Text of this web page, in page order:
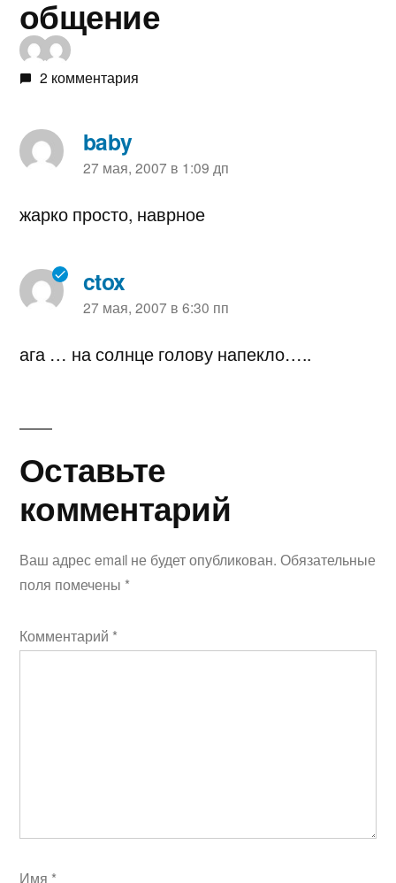
общение
2 комментария
baby
пишет:
27 мая, 2007 в 1:09 дп
жарко просто, наврное
ctox
пишет:
27 мая, 2007 в 6:30 пп
ага … на солнце голову напекло…..
Оставьте
комментарий
Ваш адрес email не будет опубликован. Обязательные
поля помечены *
Комментарий *
Имя *
Оставьте
комментарий